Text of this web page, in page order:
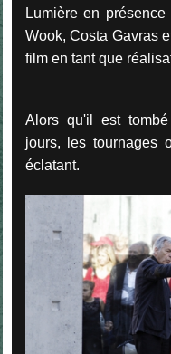
Lumière en
Wook, Costa Gavras
film en tant que
Alors qu'il est
jours, les tournages
éclatant.